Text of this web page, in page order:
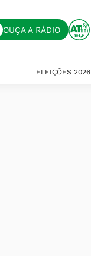
OUÇA A RÁDIO
ELEIÇÕES 2026